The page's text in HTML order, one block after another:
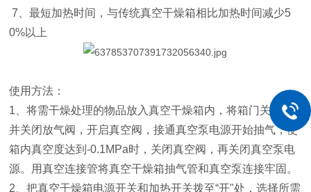
7、最短加热时间，与传统真空干燥箱相比加热时间减少5
0%以上
使用方法：
1、将需干燥处理的物品放入真空干燥箱内，将箱门关上，
并关闭放气阀，开启真空阀，接通真空泵电源开始抽气，使
箱内真空度达到-0.1MPa时，关闭真空阀，再关闭真空泵电
源。 用真空连接管将真空干燥箱抽气管和真空泵连接牢固。
2、把真空干燥箱电源开关和加热开关拨至“开"处，选择所需